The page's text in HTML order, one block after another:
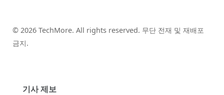
© 2026 TechMore. All rights reserved. 무단 전재 및 재배포
금지.
기사 제보